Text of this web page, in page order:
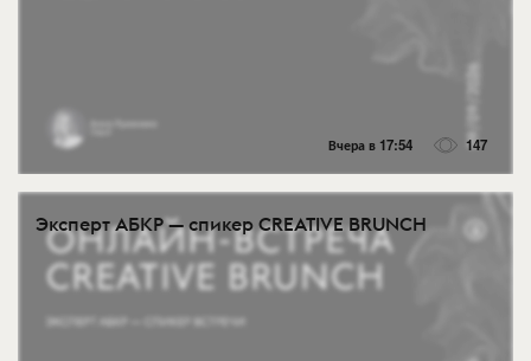
Вчера в 17:54 147
Эксперт АБКР — спикер CREATIVE BRUNCH